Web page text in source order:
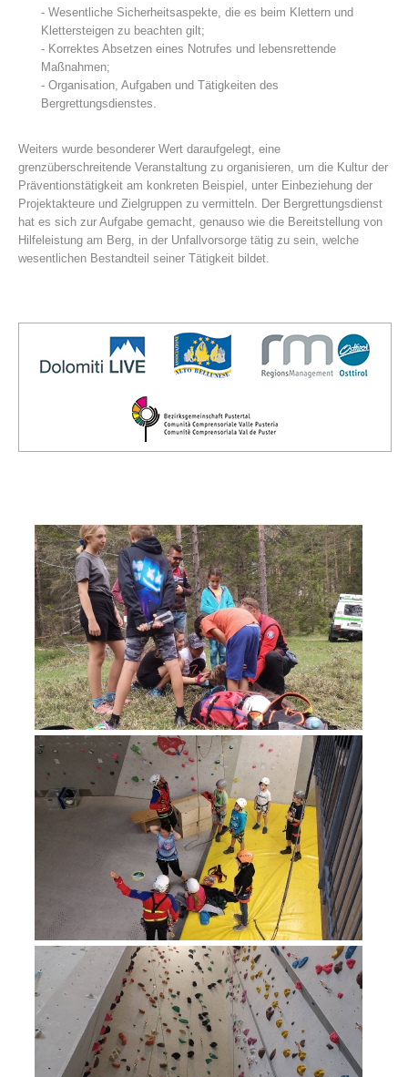
Centres de secours
Direction
Procédure d'alarme
- Wesentliche Sicherheitsaspekte, die es beim Klettern und
Klettersteigen zu beachten gilt;
- Korrektes Absetzen eines Notrufes und lebensrettende
Maßnahmen;
- Organisation, Aufgaben und Tätigkeiten des
Bergrettungsdienstes.
Weiters wurde besonderer Wert daraufgelegt, eine
grenzüberschreitende Veranstaltung zu organisieren, um die Kultur der
Präventionstätigkeit am konkreten Beispiel, unter Einbeziehung der
Projektakteure und Zielgruppen zu vermitteln. Der Bergrettungsdienst
hat es sich zur Aufgabe gemacht, genauso wie die Bereitstellung von
Hilfeleistung am Berg, in der Unfallvorsorge tätig zu sein, welche
wesentlichen Bestandteil seiner Tätigkeit bildet.